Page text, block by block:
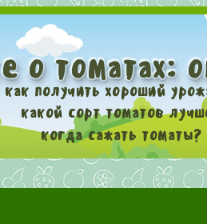
и рассада.